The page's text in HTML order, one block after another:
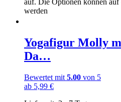
auf. Die Optionen können
werden
Yogafigur Molly
Da…
Bewertet mit 5.00 von 5
ab 5,99 €